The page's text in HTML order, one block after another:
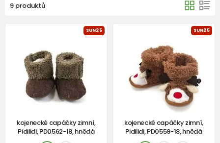
9 produktů
SUN25
kojenecké capáčky zimní,
Pidilidi, PD0562-18, hnědá
SUN25
kojenecké capáčky zimní,
Pidilidi, PD0559-18, hnědá